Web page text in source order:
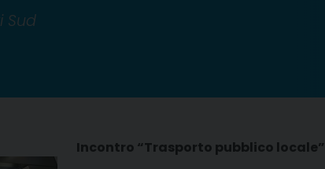
Sud
Incontro “Trasporto pubblico locale”